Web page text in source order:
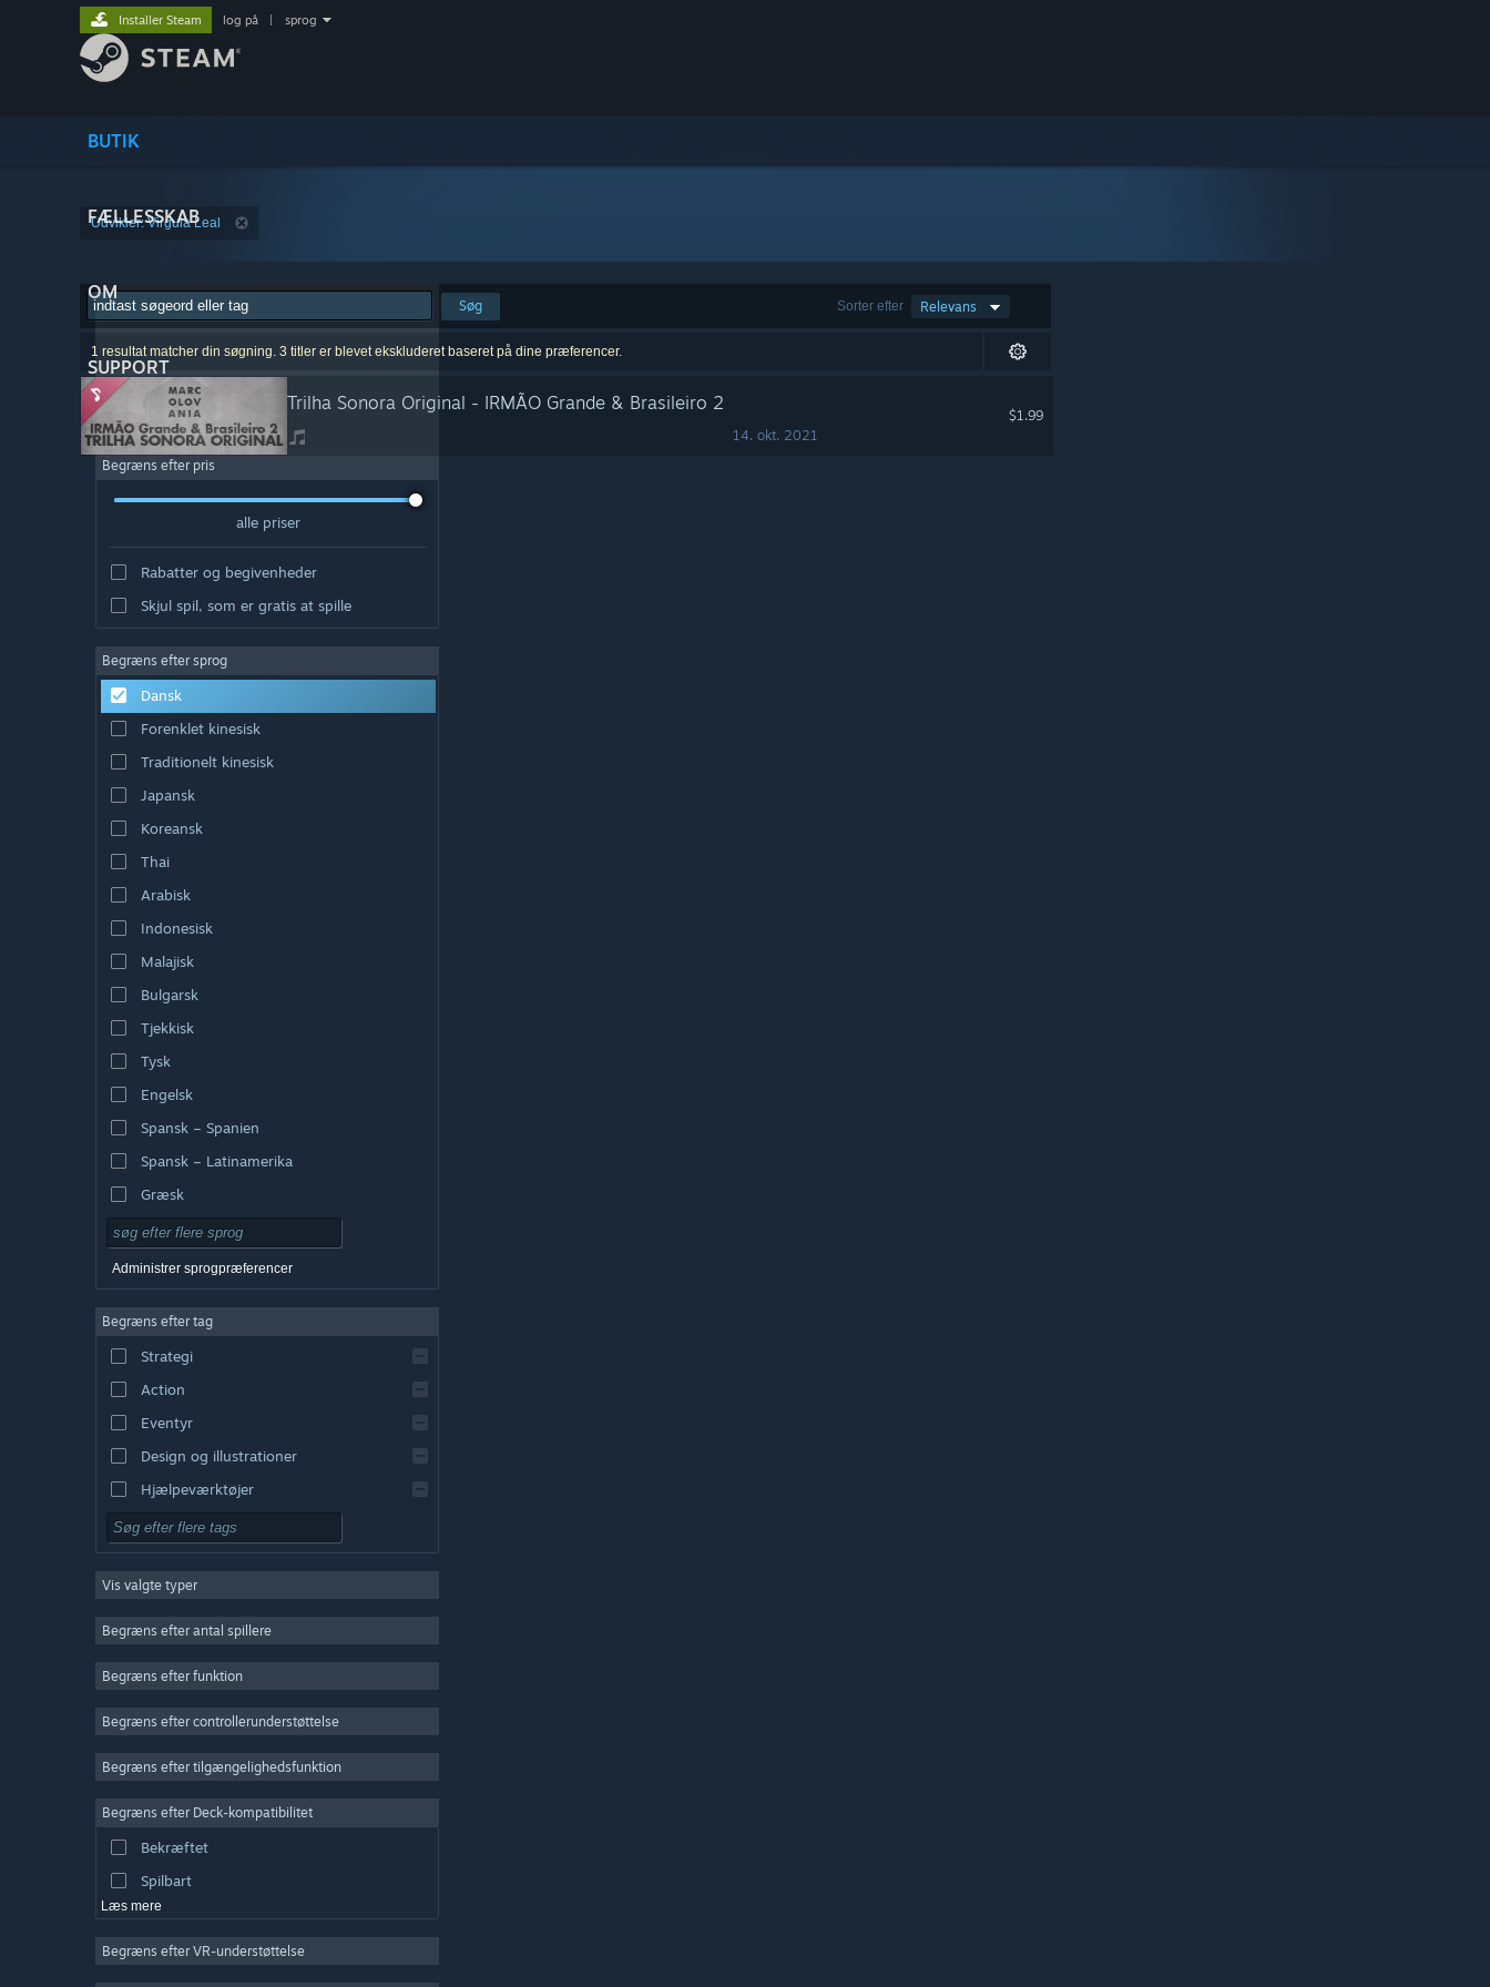
BUTIK
FÆLLESSKAB
OM
SUPPORT
Installer Steam log på sprog
Udvikler: Virgula Leal
Sorter efter Relevans
Søg
1 resultat matcher din søgning. 3 titler er blevet ekskluderet baseret på dine præferencer.
Trilha Sonora Original - IRMÃO Grande & Brasileiro 2
14. okt. 2021
$1.99
Begræns efter pris
alle priser
Rabatter og begivenheder
Skjul spil, som er gratis at spille
Begræns efter sprog
Dansk
Forenklet kinesisk
Traditionelt kinesisk
Japansk
Koreansk
Thai
Arabisk
Indonesisk
Malajisk
Bulgarsk
Tjekkisk
Tysk
Engelsk
Spansk – Spanien
Spansk – Latinamerika
Græsk
Administrer sprogpræferencer
Begræns efter tag
Strategi
Action
Eventyr
Design og illustrationer
Hjælpeværktøjer
Gratis at spille
Massiv multiplayer
Indie
Simulation
Videoproduktion
Billedredigering
Vis valgte typer
Begræns efter antal spillere
Begræns efter funktion
Begræns efter controllerunderstøttelse
Begræns efter tilgængelighedsfunktion
Begræns efter Deck-kompatibilitet
Bekræftet
Spilbart
Læs mere
Begræns efter VR-understøttelse